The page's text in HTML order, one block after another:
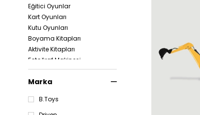
Eğitici Oyunlar
Kart Oyunları
Kutu Oyunları
Boyama Kitapları
Aktivite Kitapları
Fotoğraf Makinesi
Bardak
Saklama & Düzenleme
Sesli Oyuncaklar
Marka
B.Toys